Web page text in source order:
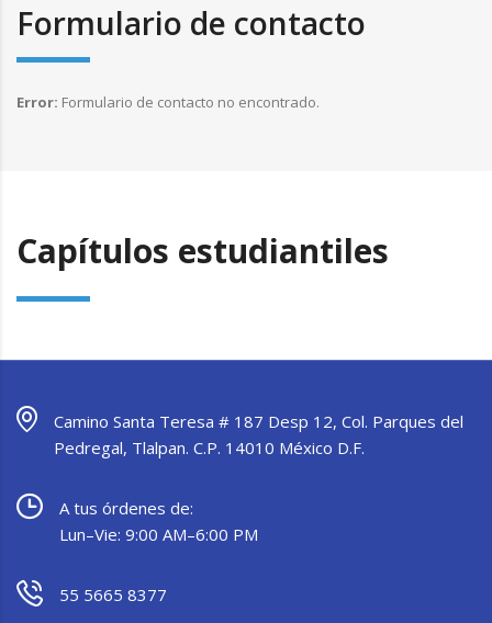
Formulario de contacto
Error: Formulario de contacto no encontrado.
Capítulos estudiantiles
Camino Santa Teresa # 187 Desp 12, Col. Parques del
Pedregal, Tlalpan. C.P. 14010 México D.F.
A tus órdenes de:
Lun–Vie: 9:00 AM–6:00 PM
55 5665 8377